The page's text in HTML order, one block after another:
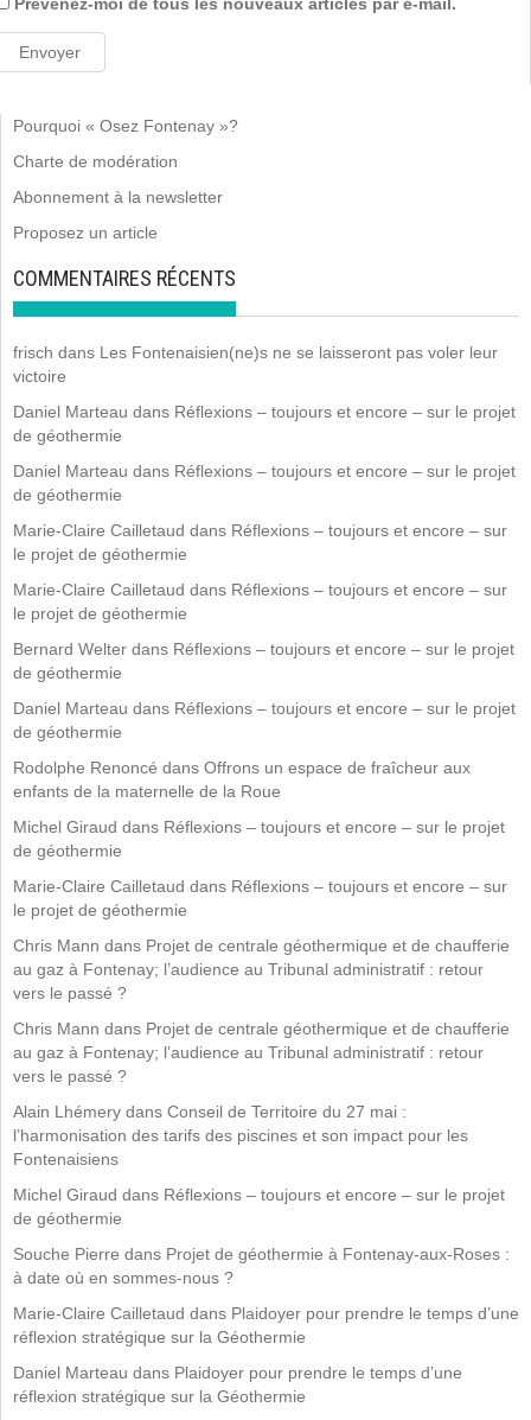
Pourquoi « Osez Fontenay »?
Charte de modération
Abonnement à la newsletter
Proposez un article
COMMENTAIRES RÉCENTS
frisch dans Les Fontenaisien(ne)s ne se laisseront pas voler leur
victoire
Daniel Marteau dans Réflexions – toujours et encore – sur le projet
de géothermie
Daniel Marteau dans Réflexions – toujours et encore – sur le projet
de géothermie
Marie-Claire Cailletaud dans Réflexions – toujours et encore – sur
le projet de géothermie
Marie-Claire Cailletaud dans Réflexions – toujours et encore – sur
le projet de géothermie
Bernard Welter dans Réflexions – toujours et encore – sur le projet
de géothermie
Daniel Marteau dans Réflexions – toujours et encore – sur le projet
de géothermie
Rodolphe Renoncé dans Offrons un espace de fraîcheur aux
enfants de la maternelle de la Roue
Michel Giraud dans Réflexions – toujours et encore – sur le projet
de géothermie
Marie-Claire Cailletaud dans Réflexions – toujours et encore – sur
le projet de géothermie
Chris Mann dans Projet de centrale géothermique et de chaufferie
au gaz à Fontenay; l’audience au Tribunal administratif : retour
vers le passé ?
Chris Mann dans Projet de centrale géothermique et de chaufferie
au gaz à Fontenay; l’audience au Tribunal administratif : retour
vers le passé ?
Alain Lhémery dans Conseil de Territoire du 27 mai :
l’harmonisation des tarifs des piscines et son impact pour les
Fontenaisiens
Michel Giraud dans Réflexions – toujours et encore – sur le projet
de géothermie
Souche Pierre dans Projet de géothermie à Fontenay-aux-Roses :
à date où en sommes-nous ?
Marie-Claire Cailletaud dans Plaidoyer pour prendre le temps d’une
réflexion stratégique sur la Géothermie
Daniel Marteau dans Plaidoyer pour prendre le temps d’une
réflexion stratégique sur la Géothermie